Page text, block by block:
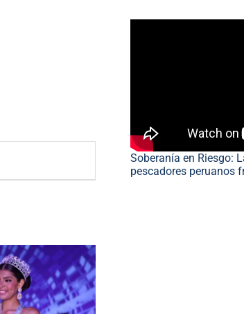
Soberanía en Riesgo:
pescadores peruanos